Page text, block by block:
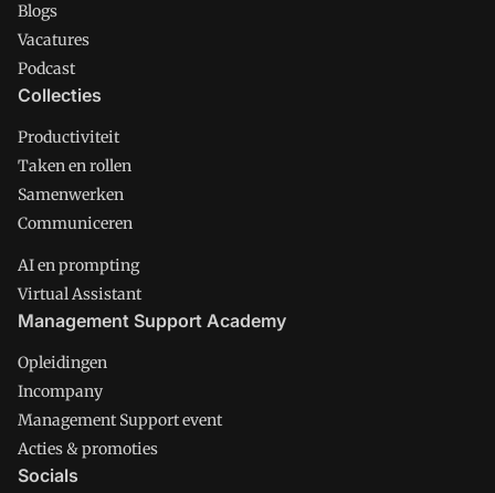
Blogs
Vacatures
Podcast
Collecties
Productiviteit
Taken en rollen
Samenwerken
Communiceren
AI en prompting
Virtual Assistant
Management Support Academy
Opleidingen
Incompany
Management Support event
Acties & promoties
Socials